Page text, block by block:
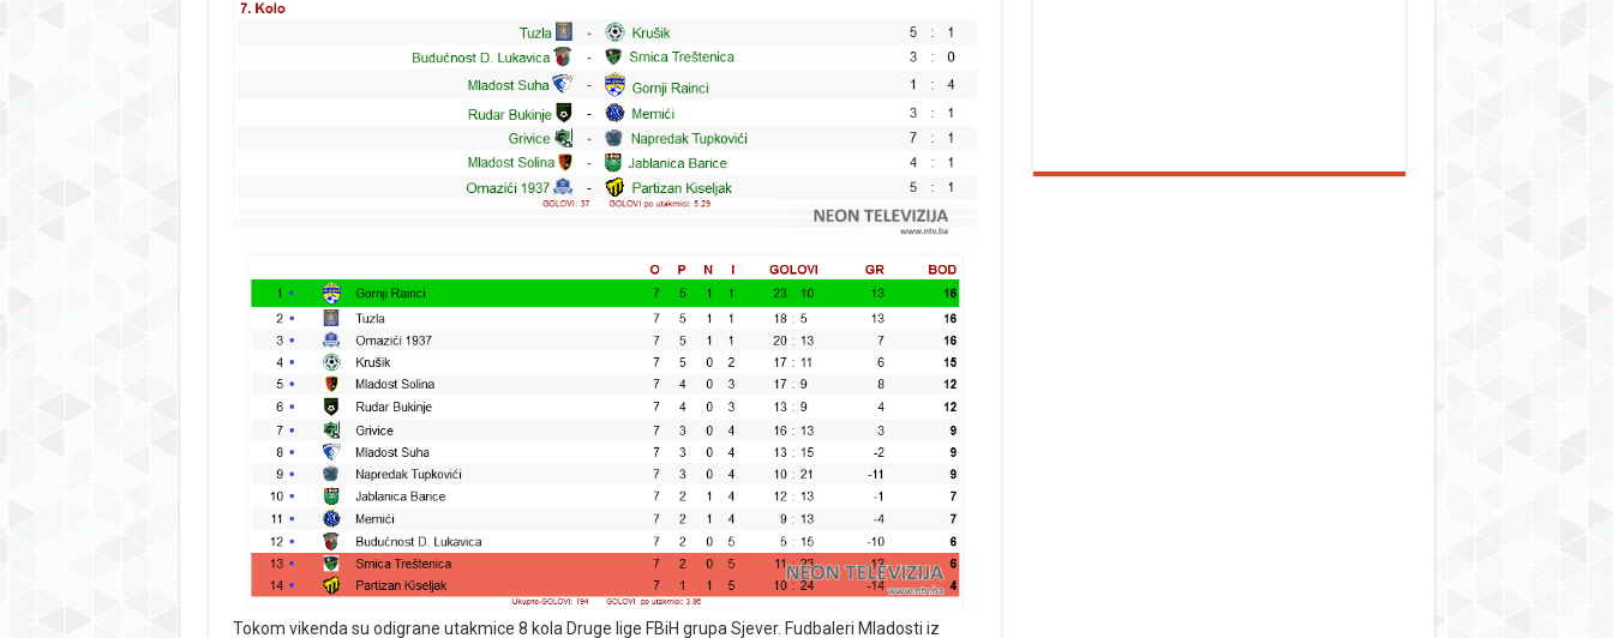
Tokom vikenda su odigrane utakmice 8 kola Druge lige FBiH grupa Sjever. Fudbaleri Mladosti iz